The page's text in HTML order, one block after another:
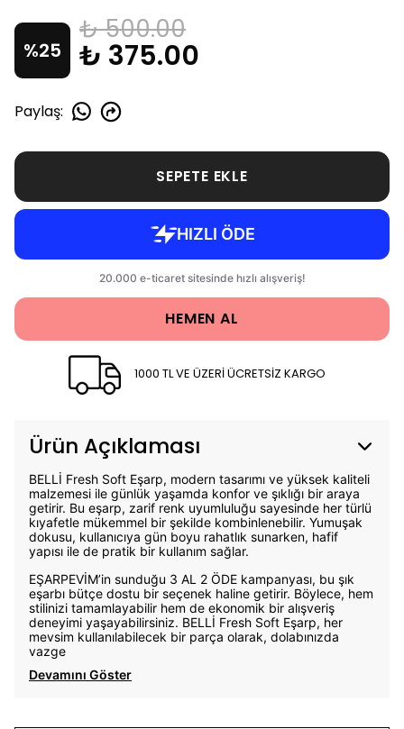
%25
₺ 500.00
₺ 375.00
Paylaş:
SEPETE EKLE
HEMEN AL
1000 TL VE ÜZERİ ÜCRETSİZ KARGO
Ürün Açıklaması
BELLİ Fresh Soft Eşarp, modern tasarımı ve yüksek kaliteli
malzemesi ile günlük yaşamda konfor ve şıklığı bir araya
getirir. Bu eşarp, zarif renk uyumluluğu sayesinde her türlü
kıyafetle mükemmel bir şekilde kombinlenebilir. Yumuşak
dokusu, kullanıcıya gün boyu rahatlık sunarken, hafif
yapısı ile de pratik bir kullanım sağlar.
EŞARPEVİM’in sunduğu 3 AL 2 ÖDE kampanyası, bu şık
eşarbı bütçe dostu bir seçenek haline getirir. Böylece, hem
stilinizi tamamlayabilir hem de ekonomik bir alışveriş
deneyimi yaşayabilirsiniz. BELLİ Fresh Soft Eşarp, her
mevsim kullanılabilecek bir parça olarak, dolabınızda
vazge
Devamını Göster